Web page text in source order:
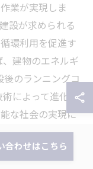
業が実現しま
設が求められる
環利用を促進す
建物のエネルギ
後のランニングコ
によって進化す
な社会の実現に
合わせはこちら